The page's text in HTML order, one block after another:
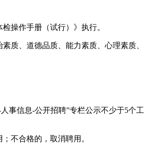
操作手册（试行）》执行。
质、道德品质、能力素质、心理素质、
事信息-公开招聘”专栏公示不少于5个工
不合格的，取消聘用。